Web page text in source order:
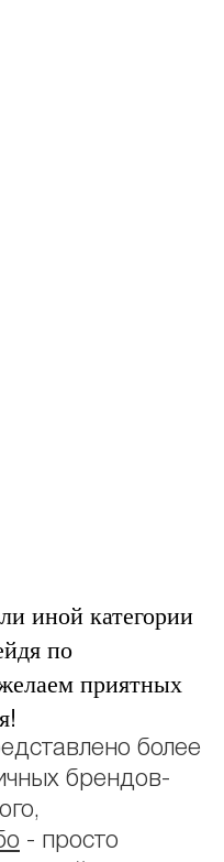
иной категории
по
приятных
более
брендов-
- просто